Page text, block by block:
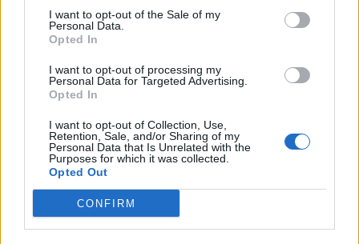
I want to opt-out of the Sale of my
Personal Data.
Opted In
I want to opt-out of processing my
Personal Data for Targeted Advertising.
Opted In
I want to opt-out of Collection, Use,
Retention, Sale, and/or Sharing of my
Personal Data that Is Unrelated with the
Purposes for which it was collected.
Opted Out
CONFIRM